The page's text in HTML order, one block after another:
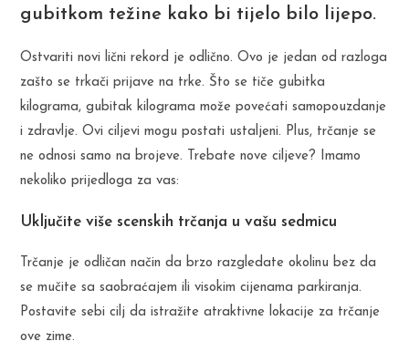
gubitkom težine kako bi tijelo bilo lijepo.
Ostvariti novi lični rekord je odlično. Ovo je jedan od razloga
zašto se trkači prijave na trke. Što se tiče gubitka
kilograma, gubitak kilograma može povećati samopouzdanje
i zdravlje. Ovi ciljevi mogu postati ustaljeni. Plus, trčanje se
ne odnosi samo na brojeve. Trebate nove ciljeve? Imamo
nekoliko prijedloga za vas:
Uključite više scenskih trčanja u vašu sedmicu
Trčanje je odličan način da brzo razgledate okolinu bez da
se mučite sa saobraćajem ili visokim cijenama parkiranja.
Postavite sebi cilj da istražite atraktivne lokacije za trčanje
ove zime.